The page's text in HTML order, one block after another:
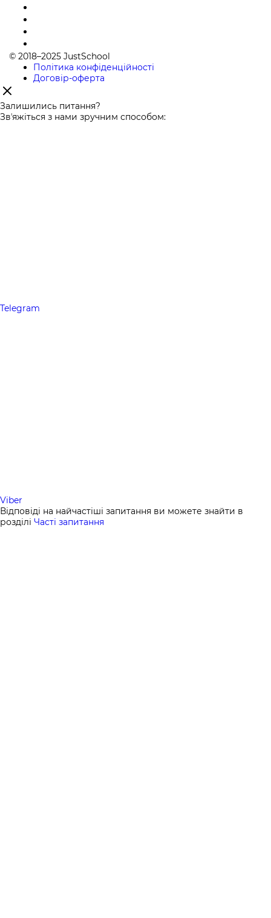
© 2018–2025 JustSchool
Політика конфіденційності
Договір-оферта
Залишились питання?
Звʼяжіться з нами зручним способом:
Telegram
Viber
Відповіді на найчастіші запитання ви можете знайти в
розділі Часті запитання